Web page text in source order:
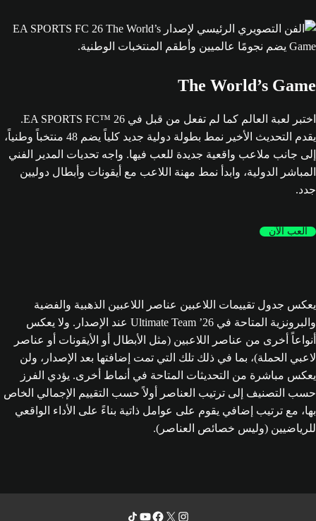
The World’s Game
اختبر لعبة العالم كما لم تفعل من قبل في EA SPORTS FC™ 26.
يقدم التحديث الأخير نمط بطولة دولية جديد كلياً يضم 48 منتخباً وطنياً،
إلى جانب ملاعب واقعية جديدة للعب فيها. واجه تحديات المدير الفني
المباشر الدولية، وابدأ نمط مهنة اللاعب مع أيقونات وأبطال دوليين
جدد.
العب الآن
يعكس جدول تقييمات اللاعبين عناصر اللاعبين الذهبية والفضية
والبرونزية المتاحة في Ultimate Team ’26 عند الإصدار. ولا يعكس
أنواعاً أخرى من عناصر اللاعبين (مثل الأبطال أو الأيقونات أو عناصر
لاعبي الحملة)، بما في ذلك تلك التي تمت إضافتها بعد الإصدار، ولن
يعكس مباشرة من التحديثات المتاحة في أنماط أخرى. يؤدي الفرز
حسب التصنيف إلى ترتيب العناصر أولاً حسب التقييم الإجمالي الخاص
بها، مع ترتيب إضافي يقوم على عوامل ذاتية بناءً على الأداء الواقعي
للرياضيين (وليس خصائص العناصر).